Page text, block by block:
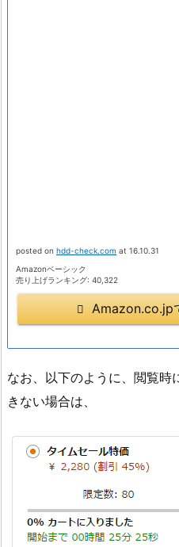
posted on hdd-check.com at 16.10.31
Amazonベーシック
売り上げランキング: 40,322
Amazon.co.jp
なお、以下のように、閲覧時
きない場合は、